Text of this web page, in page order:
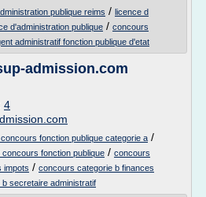
publique reims / licence d
d'administration publique / concours
administratif fonction publique d'etat
admission.com
4
fonction publique categorie a /
fonction publique / concours
impots / concours categorie b finances
secretaire administratif